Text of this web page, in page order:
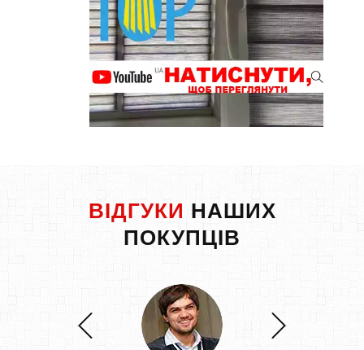
ВІДГУКИ НАШИХ
ПОКУПЦІВ